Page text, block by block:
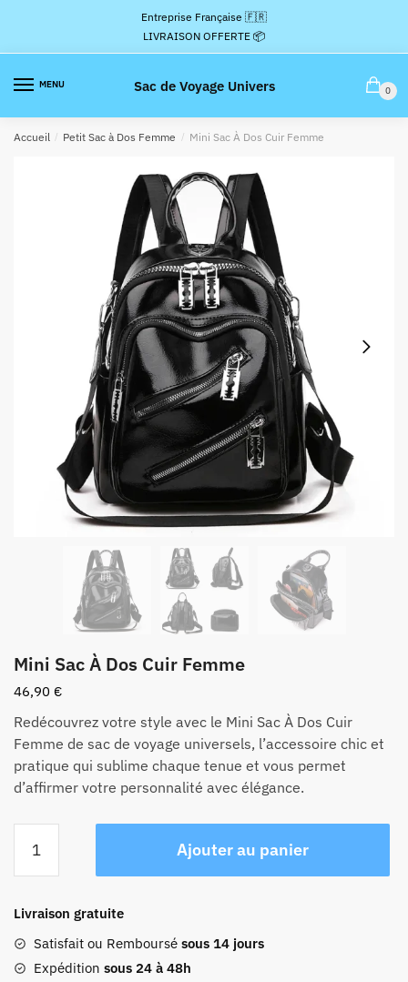
la
navigation
contenu
Entreprise Française 🇫🇷
LIVRAISON OFFERTE 📦
MENU Sac de Voyage Univers 0
Accueil / Petit Sac à Dos Femme / Mini Sac À Dos Cuir Femme
Mini Sac À Dos Cuir Femme
46,90 €
Redécouvrez votre style avec le Mini Sac À Dos Cuir
Femme de sac de voyage universels, l’accessoire chic et
pratique qui sublime chaque tenue et vous permet
d’affirmer votre personnalité avec élégance.
Mini
À
Dos
Cuir
Ajouter au panier
Livraison gratuite
Satisfait ou Remboursé sous 14 jours
Expédition sous 24 à 48h